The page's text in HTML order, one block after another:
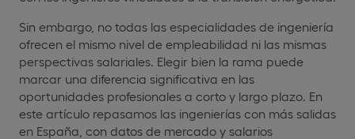
Sin embargo, no todas las especialidades de ingeniería
ofrecen el mismo nivel de empleabilidad ni las mismas
perspectivas salariales. Elegir bien la rama puede
marcar una diferencia significativa en las
oportunidades profesionales a corto y largo plazo. En
este artículo repasamos las ingenierías con más salidas
en España, con datos de mercado y salarios